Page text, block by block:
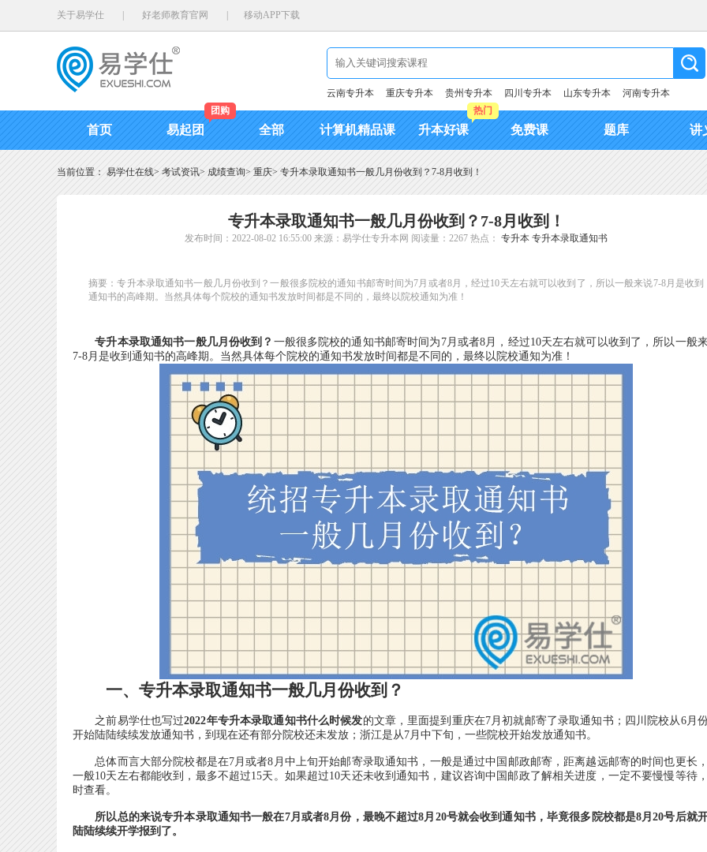
关于易学仕 好老师教育官网 移动APP下载
云南专升本 重庆专升本 贵州专升本 四川专升本 山东专升本 河南专升本
首页 易起团
团购
全部 计算机精品课 升本好课
热门
免费课 题库 讲
当前位置： 易学仕在线> 考试资讯> 成绩查询> 重庆> 专升本录取通知书一般几月份收到？7-8月收到！
专升本录取通知书一般几月份收到？7-8月收到！
发布时间：2022-08-02 16:55:00 来源：易学仕专升本网 阅读量：2267 热点： 专升本 专升本录取通知书
摘要：专升本录取通知书一般几月份收到？一般很多院校的通知书邮寄时间为7月或者8月，经过10天左右就可以收到了，所以一般来说7-8月是收到
通知书的高峰期。当然具体每个院校的通知书发放时间都是不同的，最终以院校通知为准！
专升本录取通知书一般几月份收到？ 一般很多院校的通知书邮寄时间为7月或者8月，经过10天左右就可以收到了，所以一般
7-8月是收到通知书的高峰期。当然具体每个院校的通知书发放时间都是不同的，最终以院校通知为准！
一、专升本录取通知书一般几月份收到？
之前易学仕也写过2022年专升本录取通知书什么时候发的文章，里面提到重庆在7月初就邮寄了录取通知书；四川院校从6月
开始陆陆续续发放通知书，到现在还有部分院校还未发放；浙江是从7月中下旬，一些院校开始发放通知书。
总体而言大部分院校都是在7月或者8月中上旬开始邮寄录取通知书，一般是通过中国邮政邮寄，距离越远邮寄的时间也更长
一般10天左右都能收到，最多不超过15天。如果超过10天还未收到通知书，建议咨询中国邮政了解相关进度，一定不要慢慢等待
时查看。
所以总的来说专升本录取通知书一般在7月或者8月份，最晚不超过8月20号就会收到通知书，毕竟很多院校都是8月20号后就
陆陆续续开学报到了。